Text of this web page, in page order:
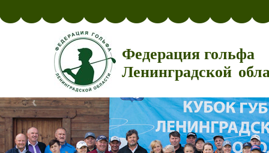
Федерация гольфа
Ленинградской